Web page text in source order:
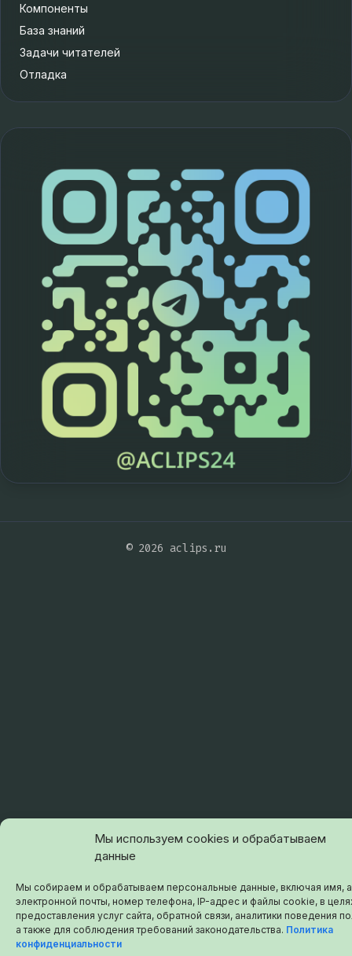
Мы используем cookies и обрабатываем
данные
Мы собираем и обрабатываем персональные данные, включая имя,
электронной почты, номер телефона, IP-адрес и файлы cookie, в
предоставления услуг сайта, обратной связи, аналитики поведения
а также для соблюдения требований законодательства. Политика
конфиденциальности
Компоненты
База знаний
Задачи читателей
Отладка
© 2026 aclips.ru